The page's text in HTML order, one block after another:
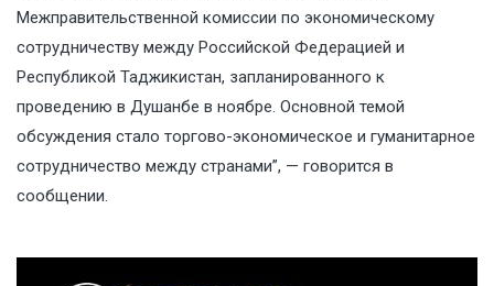
Межправительственной комиссии по экономическому
сотрудничеству между Российской Федерацией и
Республикой Таджикистан, запланированного к
проведению в Душанбе в ноябре. Основной темой
обсуждения стало торгово-экономическое и гуманитарное
сотрудничество между странами”, — говорится в
сообщении.